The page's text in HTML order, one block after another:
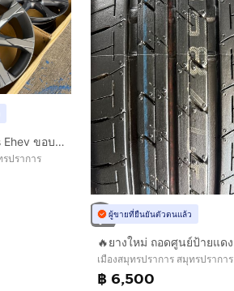
Honda Civic Fe Rs Ehev ขอบ 18 Top 💢
รปราการ
ผู้ขายที่ยืนยันตัวตนแล้ว
เมืองสมุทรปราการ สมุทรปราการ
฿ 6,500